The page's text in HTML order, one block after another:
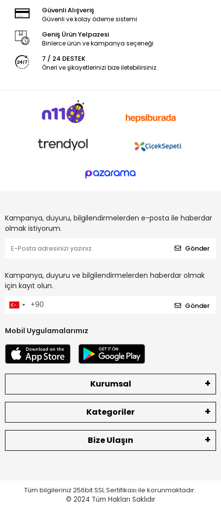
Güvenli Alışveriş
Güvenli ve kolay ödeme sistemi
Geniş Ürün Yelpazesi
Binlerce ürün ve kampanya seçeneği
7 / 24 DESTEK
Öneri ve şikayetlerinizi bize iletebilirsiniz.
Kampanya, duyuru, bilgilendirmelerden e-posta ile haberdar
olmak istiyorum.
Gönder
Kampanya, duyuru ve bilgilendirmelerden haberdar olmak
için kayıt olun.
Gönder
Mobil Uygulamalarımız
Kurumsal
Kategoriler
Bize Ulaşın
Tüm bilgileriniz 256bit SSL Sertifikası ile korunmaktadır.
© 2024 Tüm Hakları Saklıdır